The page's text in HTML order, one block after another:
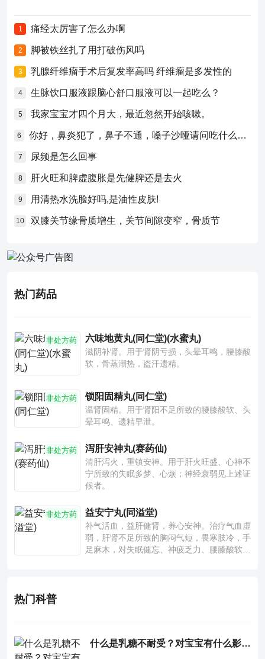
1 痛经太厉害了怎么办啊
2 脚被铁丝扎了用打破伤风吗
3 乳腺纤维瘤手术后复发率高吗 纤维瘤是多发性的
4 生脉饮口服液跟脑心舒口服液可以一起吃么？
5 我家宝宝才四个月大，最近忽然开始咳嗽。
6 你好，鼻炎犯了，鼻子不通，嗓子沙哑请问吃什么药比较好？
7 尿频是怎么回事
8 肝火旺和脾虚腹胀是先健脾还是去火
9 用清热水洗脸好吗,是油性皮肤!
10 双膝关节缘骨质增生，关节间隙变窄，骨质节
热门药品
非处方药 六味地黄丸(同仁堂)(水蜜丸)
滋阴补肾。用于肾阴亏损，头晕耳鸣，腰膝酸
软，骨蒸潮热，盗汗遗精。
非处方药 锁阳固精丸(同仁堂)
温肾固精。用于肾阳不足所致的腰膝酸软、头
晕耳鸣、遗精早泄。
非处方药 泻肝安神丸(赛药仙)
清肝泻火，重镇安神。用于肝火旺盛、心神不
宁所致的失眠多梦、心烦；神经衰弱见上述证
候者。
非处方药 益安宁丸(同溢堂)
补气活血，益肝健肾，养心安神。治疗气血虚
弱，肝肾不足所致的胸闷气短，畏寒肢冷，手
足麻木，对失眠健忘、神疲乏力、腰膝酸软也
热门科普
什么是乳糖不耐受？对宝宝有什么影响？